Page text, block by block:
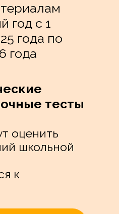
год с 1
года по
года
оценить
школьной
к
тесты